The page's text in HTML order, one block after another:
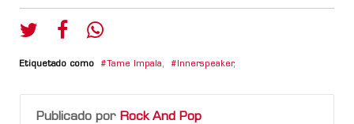
Etiquetado como Tame Impala, Innerspeaker,
Publicado por Rock And Pop